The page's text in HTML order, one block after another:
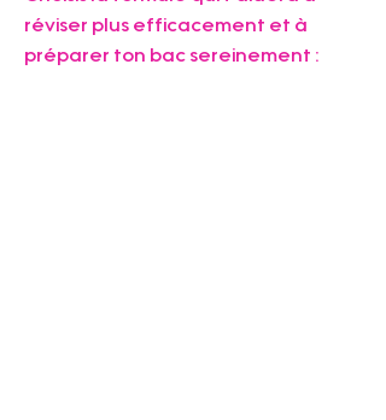
réviser plus efficacement et à
préparer ton bac sereinement :